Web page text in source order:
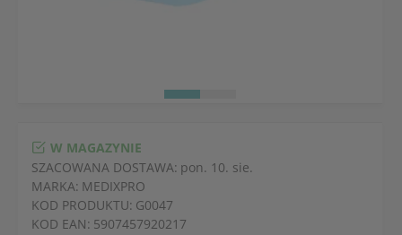
W MAGAZYNIE
SZACOWANA DOSTAWA: pon. 10. sie.
MARKA: MEDIXPRO
KOD PRODUKTU: G0047
KOD EAN: 5907457920217